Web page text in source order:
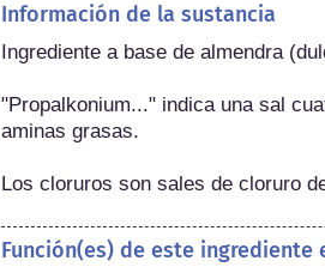
Información de la sustancia
Ingrediente a base de almendra
"Propalkonium..." indica una sal
aminas grasas.
Los cloruros son sales de cloruro
Función(es) de este